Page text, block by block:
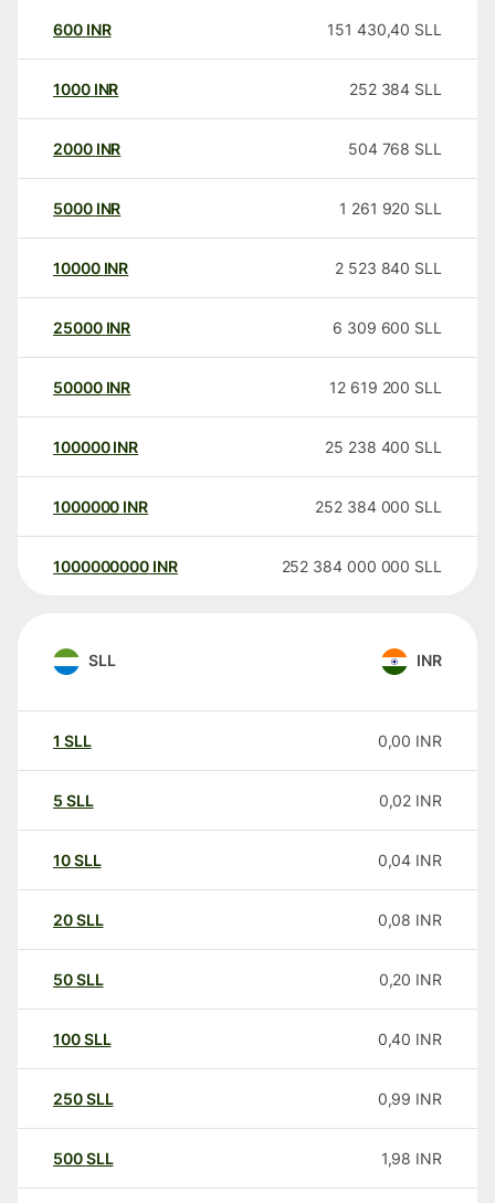
600 INR 151 430,40 SLL
1000 INR 252 384 SLL
2000 INR 504 768 SLL
5000 INR 1 261 920 SLL
10000 INR 2 523 840 SLL
25000 INR 6 309 600 SLL
50000 INR 12 619 200 SLL
100000 INR 25 238 400 SLL
1000000 INR 252 384 000 SLL
1000000000 INR 252 384 000 000 SLL
SLL INR
1 SLL 0,00 INR
5 SLL 0,02 INR
10SLL 0,04 INR
20SLL 0,08 INR
50SLL 0,20 INR
100SLL 0,40 INR
250SLL 0,99 INR
500SLL 1,98 INR